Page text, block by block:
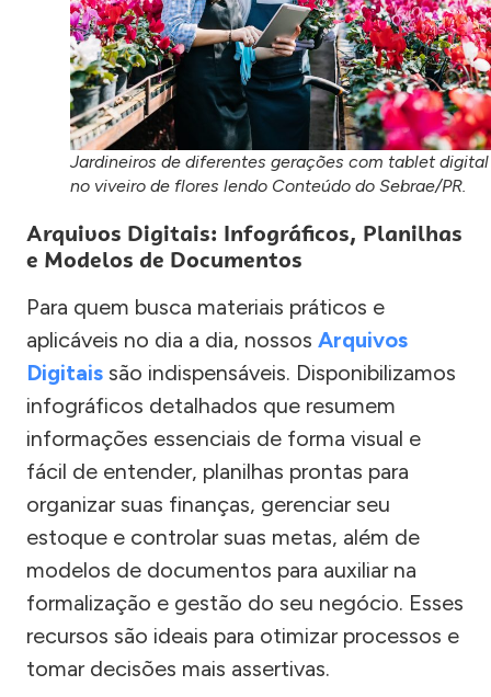
Jardineiros de diferentes gerações com tablet digital
no viveiro de flores lendo Conteúdo do Sebrae/PR.
Arquivos Digitais: Infográficos, Planilhas
e Modelos de Documentos
Para quem busca materiais práticos e
aplicáveis no dia a dia, nossos Arquivos
Digitais são indispensáveis. Disponibilizamos
infográficos detalhados que resumem
informações essenciais de forma visual e
fácil de entender, planilhas prontas para
organizar suas finanças, gerenciar seu
estoque e controlar suas metas, além de
modelos de documentos para auxiliar na
formalização e gestão do seu negócio. Esses
recursos são ideais para otimizar processos e
tomar decisões mais assertivas.